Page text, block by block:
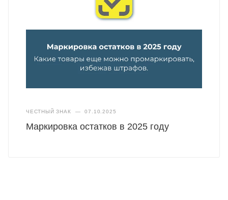
ЧЕСТНЫЙ ЗНАК — 07.10.2025
Маркировка остатков в 2025 году